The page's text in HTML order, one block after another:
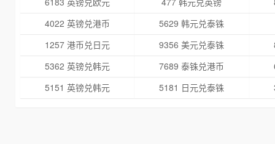
4022 英镑兑港币
5629 韩元兑泰铢
1257 港币兑日元
9356 美元兑泰铢
5362 英镑兑韩元
7689 泰铢兑港币
5151 英镑兑韩元
5181 日元兑泰铢